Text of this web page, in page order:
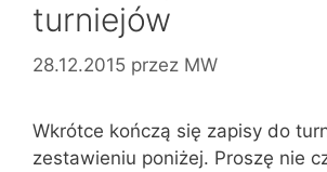
turniejów
28.12.2015 przez MW
Wkrótce kończą się zapisy do
zestawieniu poniżej. Proszę nie